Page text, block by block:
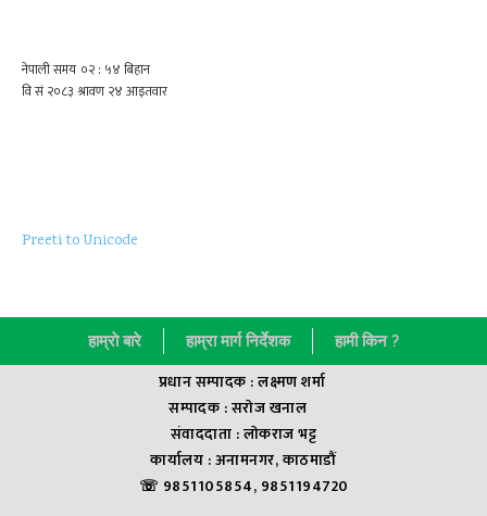
Preeti to Unicode
हाम्राे बारे हाम्रा मार्ग निर्देशक हामी किन ?
प्रधान सम्पादक : लक्ष्मण शर्मा
सम्पादक : सराेज खनाल
संवाददाता : लाेकराज भट्ट
कार्यालय : अनामनगर, काठमाडौं
☏ 9851105854, 9851194720